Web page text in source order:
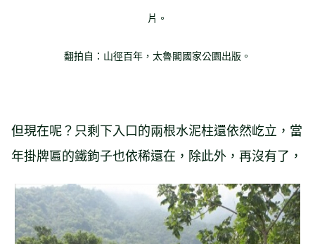
片。
翻拍自：山徑百年，太魯閣國家公園出版。
但現在呢？只剩下入口的兩根水泥柱還依然屹立，當
年掛牌匾的鐵鉤子也依稀還在，除此外，再沒有了，